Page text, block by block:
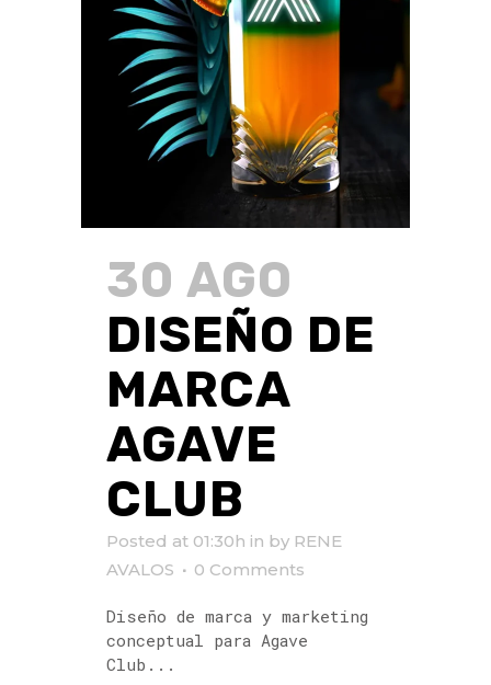
30 AGO
DISEÑO DE
MARCA
AGAVE
CLUB
Posted at 01:30h in by RENE
AVALOS
0 Comments
Diseño de marca y marketing
conceptual para Agave
Club...